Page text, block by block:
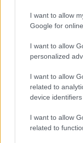
I want to allow
Google for
I want to allow
personalized
I want to allow
related to
device identifiers
I want to allow
related to